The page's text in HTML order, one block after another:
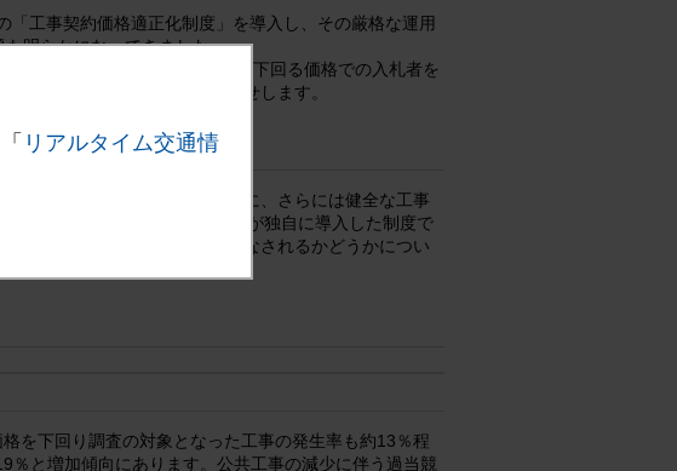
リアルタイム交通情
工事契約価格適正化制度」を導入し、その厳格な運用
明らかになってきました。
低制限価格」を導入し、これを下回る価格での入札者を
ることとしましたのでお知らせします。
不当なしわ寄せの排除を目的に、さらには健全な工事
成19年4月からNEXCO西日本が独自に導入した制度で
契約の内容に適合した履行がなされるかどうかについ
を下回り調査の対象となった工事の発生率も約13％程
と増加傾向にあります。公共工事の減少に伴う過当競